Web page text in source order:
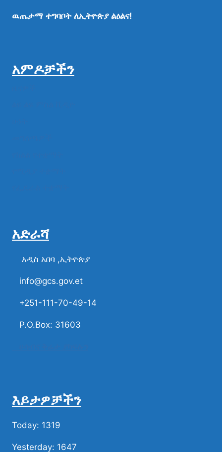
ዉጤታማ ተግባቦት ለኢትዮጵያ ልዕልና!
አምዶቻችን
አድራሻ
አዲስ አበባ ,ኢትዮጵያ
info@gcs.gov.et
+251-111-70-49-14
P.O.Box: 31603
እይታዎቻችን
Today: 1319
Yesterday: 1647